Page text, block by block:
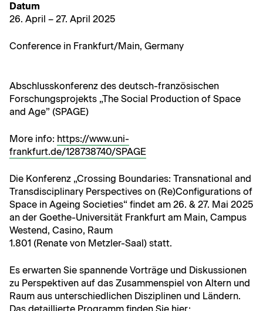
Datum
26. April – 27. April 2025
Con­fer­ence in Frankfurt/Main, Germany
Abschlusskon­ferenz des deutsch-franzö­sis­chen
Forschung­spro­jek­ts „The Social Pro­duc­tion of Space
and Age” (SPAGE)
More info: https://www.uni-
frankfurt.de/128738740/SPAGE
Die Kon­ferenz „Cross­ing Bound­aries: Transna­tion­al and
Trans­dis­ci­pli­nary Per­spec­tives on (Re)Configurations of
Space in Age­ing Soci­eties“ find­et am 26. & 27. Mai 2025
an der Goethe-Uni­ver­sität Frank­furt am Main, Cam­pus
Wes­t­end, Casi­no, Raum
1.801 (Renate von Met­zler-Saal) statt.
Es erwarten Sie span­nende Vorträge und Diskus­sio­nen
zu Per­spek­tiv­en auf das Zusam­men­spiel von Altern und
Raum aus unter­schiedlichen Diszi­plinen und Län­dern.